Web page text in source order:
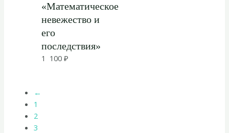
«Математическое
невежество и
его
последствия»
1 100 ₽
←
1
2
3